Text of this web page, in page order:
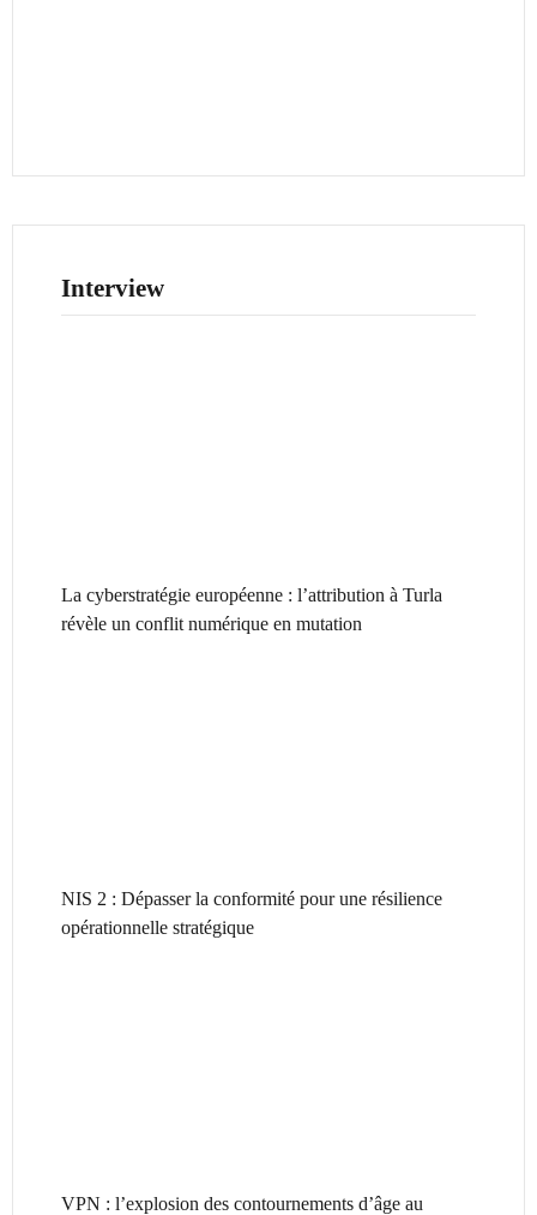
Interview
La cyberstratégie européenne : l’attribution à Turla
révèle un conflit numérique en mutation
NIS 2 : Dépasser la conformité pour une résilience
opérationnelle stratégique
VPN : l’explosion des contournements d’âge au